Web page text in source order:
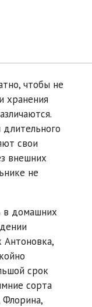
чтобы не
хранения
свои
внешних
не
в домашних
Антоновка,
срок
сорта